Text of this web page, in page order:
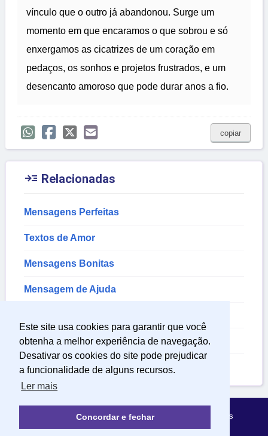
Este site usa cookies para garantir que você
obtenha a melhor experiência de navegação.
Desativar os cookies do site pode prejudicar
a funcionalidade de alguns recursos.
Ler mais
Concordar e fechar
vínculo que o outro já abandonou. Surge um
momento em que encaramos o que sobrou e só
enxergamos as cicatrizes de um coração em
pedaços, os sonhos e projetos frustrados, e um
desencanto amoroso que pode durar anos a fio.
copiar
 Relacionadas
Mensagens Perfeitas
Textos de Amor
Mensagens Bonitas
Mensagem de Ajuda
Mensagem de Nascimento
Mensagem de Sentimentos
Política de Privacidade Sobre Mensagens Mágicas